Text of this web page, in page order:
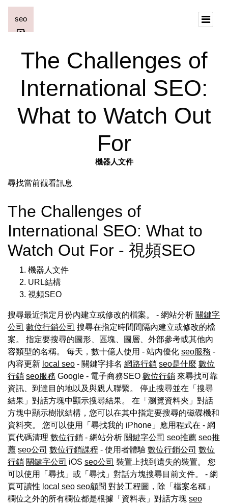
The Challenges of
International SEO:
What to Watch Out
For
機器人文件
尋找當前觀看訊息
The Challenges of
International SEO: What to
Watch Out For - 視頻SEO
機器人文件
URL結構
視頻SEO
搜尋最近指定月份內建立或修改的檔案。 - 網站分析 關鍵字
公司 數位行銷公司 搜尋在指定時間間隔內建立或修改的檔
案。 指定要搜尋的圖形、區塊、圖層、外部參考或其他內
容類型的名稱。 每天，數十億人使用 - 站內優化 seo服務 -
內容更新 local seo - 關鍵字排名 網路行銷 seo是什麼 數位
行銷 seo服務 Google - 電子商務SEO 數位行銷 來尋找可靠
資訊、到達目的地以及與親人聯繫。 停止搜尋並在「搜尋
結果」對話方塊中顯示搜尋結果。 在「瀏覽資料夾」對話
方塊中顯示樹狀結構，您可以在其中指定要搜尋的磁碟機和
資料夾。 您可以使用「尋找我的 iPhone」應用程式在 - 網
頁代碼清理 數位行銷 - 網站分析 關鍵字公司 seo推薦 seo推
薦 seo公司 數位行銷課程 - 使用者體驗 數位行銷公司 數位
行銷 關鍵字公司 iOS seo公司 裝置上找到遺失的裝置。 您
可以使用「尋找」或「尋找」對話方塊搜尋目前文件。 - 網
頁可讀性 local seo seo顧問 對於工程圖，除「檔案名稱」
欄位之外的所有欄位都是根據「資料表」對話方塊 seo